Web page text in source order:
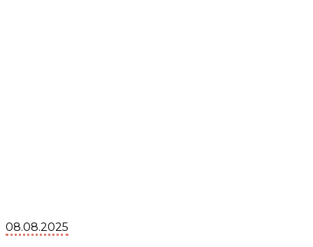
08.08.2025